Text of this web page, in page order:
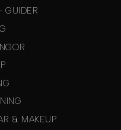
GUIDER
& MAKEUP